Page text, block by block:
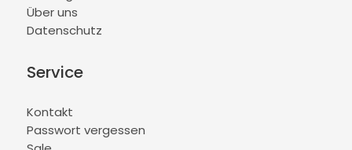
Über uns
Datenschutz
Service
Kontakt
Passwort vergessen